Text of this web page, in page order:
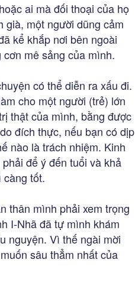
ai mà đối thoại của họ
già, một người dũng cảm
kể khắp nơi bên ngoài
mê sảng của mình.
có thể diễn ra xấu đi.
cho một người (trẻ) lớn
thật của mình, bằng được
đích thực, nếu bạn có dịp
nào là trách nhiệm. Kinh
để ý đến tuổi và khả
tốt.
thân mình phải xem trọng
I-Nhã đã tự mình khám
nguyện. Vì thế ngài mời
sâu thẳm nhất của